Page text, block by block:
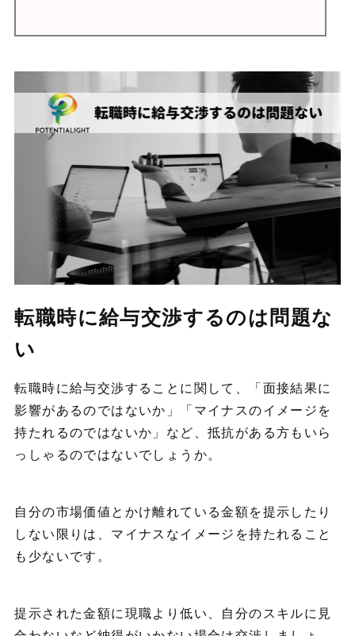
転職時に給与交渉するのは問題な
い
転職時に給与交渉することに関して、「面接結果に
影響があるのではないか」「マイナスのイメージを
持たれるのではないか」など、抵抗がある方もいら
っしゃるのではないでしょうか。
自分の市場価値とかけ離れている金額を提示したり
しない限りは、マイナスなイメージを持たれること
も少ないです。
提示された金額に現職より低い、自分のスキルに見